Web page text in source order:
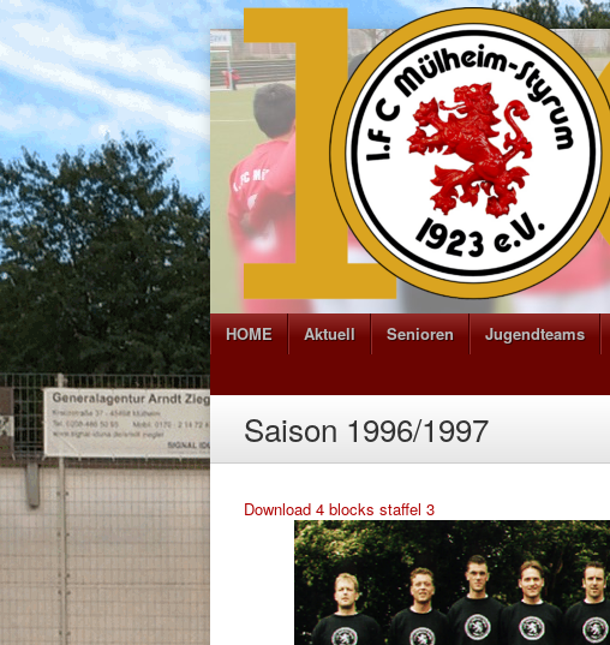
HOME Aktuell Senioren Jugendteams
Saison 1996/1997
Download 4 blocks staffel 3